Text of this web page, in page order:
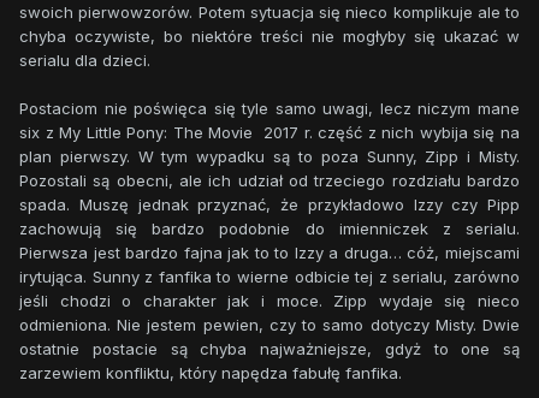
swoich pierwowzorów. Potem sytuacja się nieco komplikuje ale to
chyba oczywiste, bo niektóre treści nie mogłyby się ukazać w
serialu dla dzieci.
Postaciom nie poświęca się tyle samo uwagi, lecz niczym mane
six z My Little Pony: The Movie 2017 r. część z nich wybija się na
plan pierwszy. W tym wypadku są to poza Sunny, Zipp i Misty.
Pozostali są obecni, ale ich udział od trzeciego rozdziału bardzo
spada. Muszę jednak przyznać, że przykładowo Izzy czy Pipp
zachowują się bardzo podobnie do imienniczek z serialu.
Pierwsza jest bardzo fajna jak to to Izzy a druga… cóż, miejscami
irytująca. Sunny z fanfika to wierne odbicie tej z serialu, zarówno
jeśli chodzi o charakter jak i moce. Zipp wydaje się nieco
odmieniona. Nie jestem pewien, czy to samo dotyczy Misty. Dwie
ostatnie postacie są chyba najważniejsze, gdyż to one są
zarzewiem konfliktu, który napędza fabułę fanfika.